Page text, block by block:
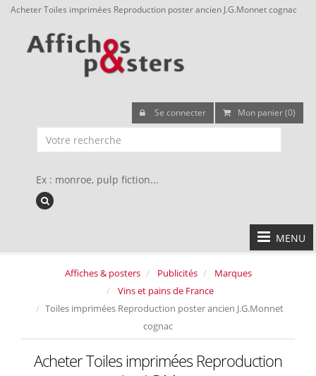
Acheter Toiles imprimées Reproduction poster ancien J.G.Monnet cognac
Se connecter Mon panier (0)
Ex : monroe, pulp fiction...
MENU
Affiches & posters Publicités
Marques
Vins et pains de France
Toiles imprimées Reproduction poster ancien J.G.Monnet
cognac
Acheter Toiles imprimées Reproduction